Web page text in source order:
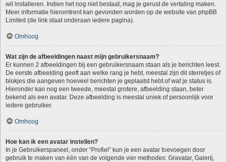
wil installeren. Indien het nog niet bestaat, mag je gerust de vertaling maken.
Meer informatie hieromtrent kan gevonden worden op de website van phpBB
Limited (de link staat onderaan iedere pagina).
Omhoog
Wat zijn de afbeeldingen naast mijn gebruikersnaam?
Er kunnen 2 afbeeldingen bij een gebruikersnaam staan als je berichten leest.
De eerste afbeelding geeft aan welke rang je hebt, meestal zijn dit sterretjes of
blokjes die aangeven hoeveel berichten je geplaatst hebt of wat je status is.
Hieronder kan nog een tweede, meestal grotere, afbeelding staan, beter
bekend als een avatar. Deze afbeelding is meestal uniek of persoonlijk voor
iedere gebruiker.
Omhoog
Hoe kan ik een avatar instellen?
In je Gebruikerspaneel, onder “Profiel” kun je een avatar toevoegen door
gebruik te maken van één van de volgende vier methodes: Gravatar, Galerij,